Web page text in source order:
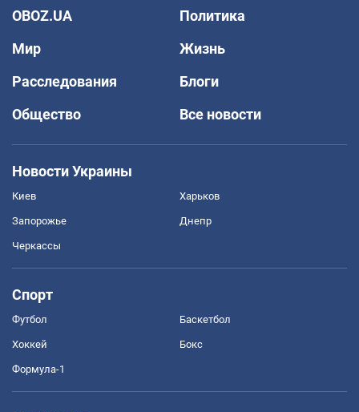
OBOZ.UA
Политика
Мир
Жизнь
Расследования
Блоги
Общество
Все новости
Новости Украины
Киев Харьков
Запорожье Днепр
Черкассы
Спорт
Футбол Баскетбол
Хоккей Бокс
Формула-1